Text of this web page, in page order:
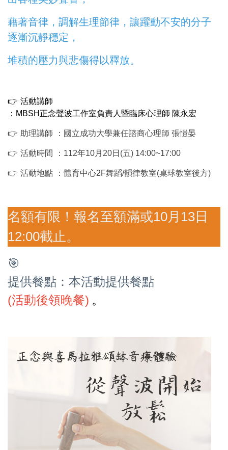
藉著音律，調解生理節律，讓躍動不安的分子
逐漸沉靜穩定，
堆積的壓力與悲傷得以釋放。
👉 活動講師
：MBSH正念聲波工作室負責人暨臨床心理師 陳永宏
👉 助理講師 ：國立成功大學兼任諮商心理師 張愷晏
👉 活動時間 ：112年10月20日(五) 14:00~17:00
👉 活動地點 ：體育中心2F舞蹈/韻律教室(桌球教室後方)
名額有限！報名至額滿或10月13日
12:00截止。
🎯
提供餐點：本活動提供餐點
(活動後領晚餐) 。